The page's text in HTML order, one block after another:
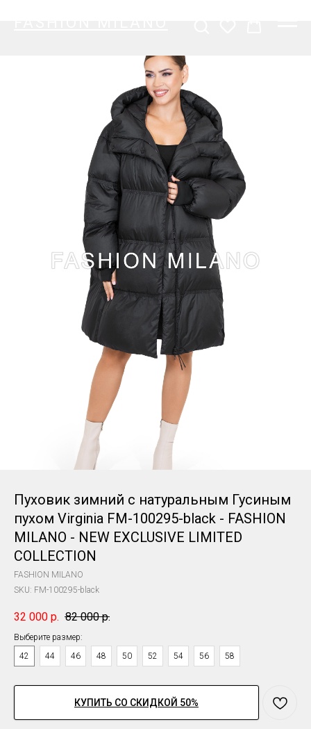
Пуховик зимний с натуральным Гусиным
пухом Virginia FM-100295-black - FASHION
MILANO - NEW EXCLUSIVE LIMITED
COLLECTION
FASHION MILANO
SKU: FM-100295-black
32 000 р. 82 000 р.
Выберите размер:
42
44 46 48 50 52 54 56 58
КУПИТЬ СО СКИДКОЙ 50%